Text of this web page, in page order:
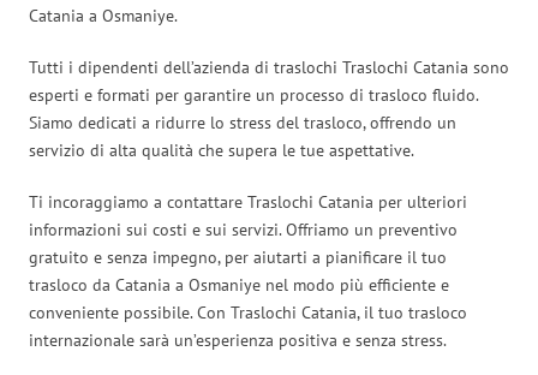
Catania a Osmaniye.
Tutti i dipendenti dell’azienda di traslochi Traslochi Catania sono
esperti e formati per garantire un processo di trasloco fluido.
Siamo dedicati a ridurre lo stress del trasloco, offrendo un
servizio di alta qualità che supera le tue aspettative.
Ti incoraggiamo a contattare Traslochi Catania per ulteriori
informazioni sui costi e sui servizi. Offriamo un preventivo
gratuito e senza impegno, per aiutarti a pianificare il tuo
trasloco da Catania a Osmaniye nel modo più efficiente e
conveniente possibile. Con Traslochi Catania, il tuo trasloco
internazionale sarà un’esperienza positiva e senza stress.